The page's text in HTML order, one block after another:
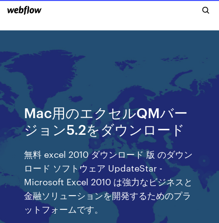
Mac用のエクセルQMバー
ジョン5.2をダウンロード
無料 excel 2010 ダウンロード 版 のダウン
ロード ソフトウェア UpdateStar -
Microsoft Excel 2010 は強力なビジネスと
金融ソリューションを開発するためのプラ
ットフォームです。